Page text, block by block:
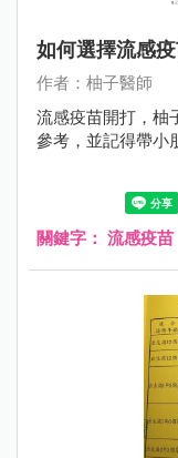
如何選擇流感
作者：柚子醫師
流感疫苗開打，柚
參考，並記得帶小
關鍵字： 流感疫苗